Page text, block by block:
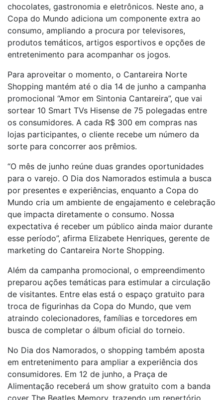
chocolates, gastronomia e eletrônicos. Neste ano, a
Copa do Mundo adiciona um componente extra ao
consumo, ampliando a procura por televisores,
produtos temáticos, artigos esportivos e opções de
entretenimento para acompanhar os jogos.
Para aproveitar o momento, o Cantareira Norte
Shopping mantém até o dia 14 de junho a campanha
promocional “Amor em Sintonia Cantareira”, que vai
sortear 10 Smart TVs Hisense de 75 polegadas entre
os consumidores. A cada R$ 300 em compras nas
lojas participantes, o cliente recebe um número da
sorte para concorrer aos prêmios.
“O mês de junho reúne duas grandes oportunidades
para o varejo. O Dia dos Namorados estimula a busca
por presentes e experiências, enquanto a Copa do
Mundo cria um ambiente de engajamento e celebração
que impacta diretamente o consumo. Nossa
expectativa é receber um público ainda maior durante
esse período”, afirma Elizabete Henriques, gerente de
marketing do Cantareira Norte Shopping.
Além da campanha promocional, o empreendimento
preparou ações temáticas para estimular a circulação
de visitantes. Entre elas está o espaço gratuito para
troca de figurinhas da Copa do Mundo, que vem
atraindo colecionadores, famílias e torcedores em
busca de completar o álbum oficial do torneio.
No Dia dos Namorados, o shopping também aposta
em entretenimento para ampliar a experiência dos
consumidores. Em 12 de junho, a Praça de
Alimentação receberá um show gratuito com a banda
cover The Beatles Memory, trazendo um repertório